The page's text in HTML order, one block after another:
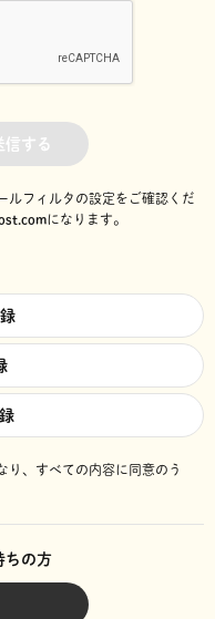
信する
ルフィルタの設定をご確認くだ
になります。
り、 すべての内容に同意のう
ちの方